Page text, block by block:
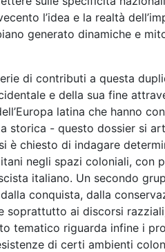
l’idea e la realtà
generato dinamiche e
di contributi a questa
e della sua fine
latina che hanno
storica - questo dossier si
è chiesto di indagare
negli spazi coloniali, con
italiano. Un secondo
conquista, dalla
soprattutto ai discorsi
tematico riguarda infine i
di certi ambienti